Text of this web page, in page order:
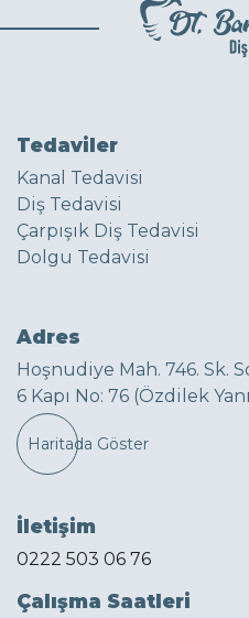
Tedaviler
Kanal Tedavisi
Diş Tedavisi
Çarpışık Diş Tedavisi
Dolgu Tedavisi
Adres
Hoşnudiye Mah. 746. Sk.
6 Kapı No: 76 (Özdilek
Haritada Göster
İletişim
0222 503 06 76
Çalışma Saatleri